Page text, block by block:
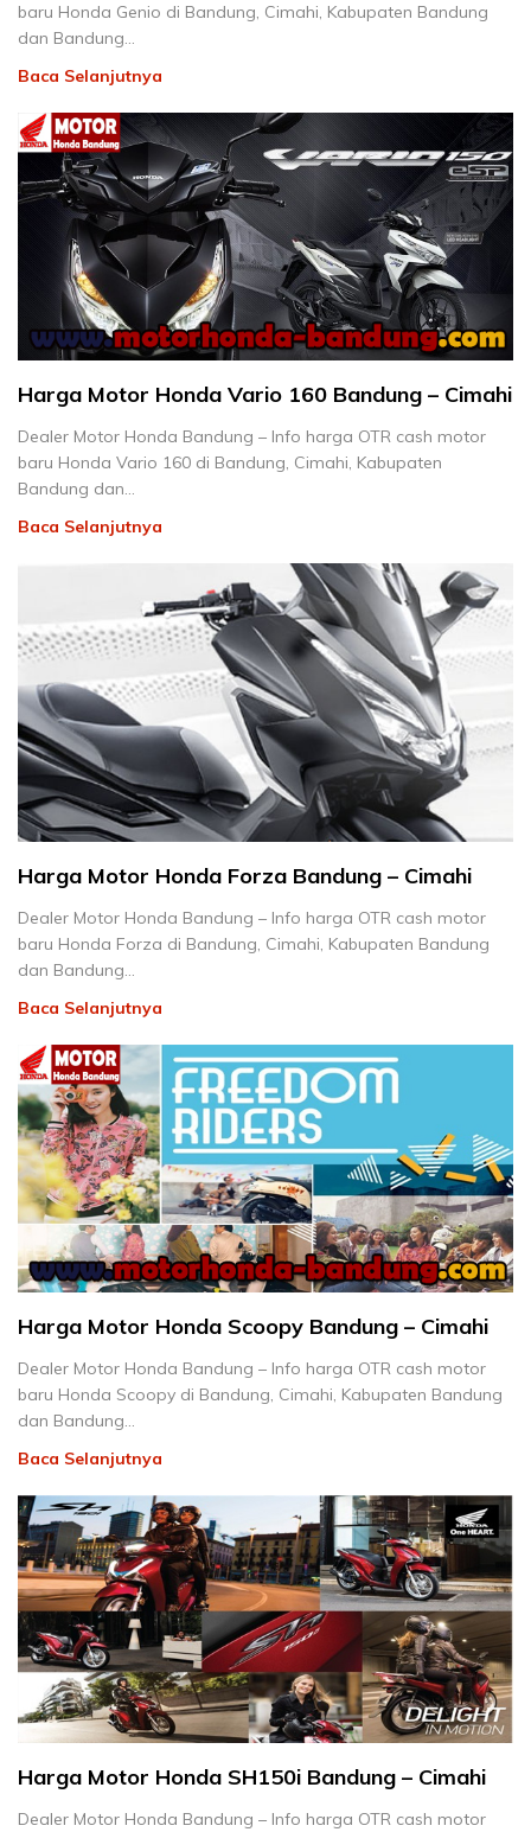
baru Honda Genio di Bandung, Cimahi, Kabupaten Bandung
dan Bandung…
Baca Selanjutnya
Harga Motor Honda Vario 160 Bandung – Cimahi
Dealer Motor Honda Bandung – Info harga OTR cash motor
baru Honda Vario 160 di Bandung, Cimahi, Kabupaten
Bandung dan…
Baca Selanjutnya
Harga Motor Honda Forza Bandung – Cimahi
Dealer Motor Honda Bandung – Info harga OTR cash motor
baru Honda Forza di Bandung, Cimahi, Kabupaten Bandung
dan Bandung…
Baca Selanjutnya
Harga Motor Honda Scoopy Bandung – Cimahi
Dealer Motor Honda Bandung – Info harga OTR cash motor
baru Honda Scoopy di Bandung, Cimahi, Kabupaten Bandung
dan Bandung…
Baca Selanjutnya
Harga Motor Honda SH150i Bandung – Cimahi
Dealer Motor Honda Bandung – Info harga OTR cash motor